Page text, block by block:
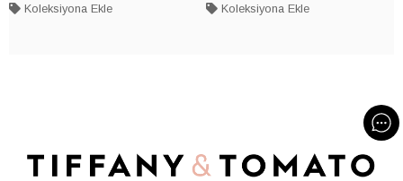
Koleksiyona Ekle Koleksiyona Ekle